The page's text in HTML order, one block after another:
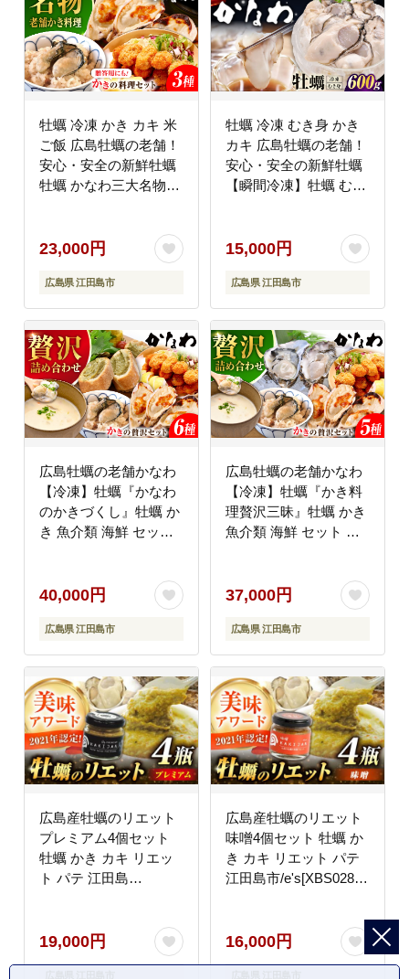
牡蠣 冷凍 かき カキ 米
ご飯 広島牡蠣の老舗！
安心・安全の新鮮牡蠣
牡蠣 かなわ三大名物料
/ 殻付かきグラタン / か
きフライ Lサイズ 時短
魚介類 和食 海鮮 海産
物 広島県産 江田島市/
[XBP038] 牡蠣
23,000円
広島県 江田島市
牡蠣 冷凍 むき身 かき
カキ 広島牡蠣の老舗！
安心・安全の新鮮牡蠣
【瞬間冷凍】牡蠣 むき
田島市/株式会社かなわ
15,000円
広島県 江田島市
広島牡蠣の老舗かなわ
【冷凍】牡蠣『かなわ
のかきづくし』牡蠣 か
き 魚介類 海鮮 セット
40,000円
広島県 江田島市
広島牡蠣の老舗かなわ
【冷凍】牡蠣『かき料
理贅沢三昧』牡蠣 かき
魚介類 海鮮 セット 広
37,000円
広島県 江田島市
広島産牡蠣のリエット
プレミアム4個セット
牡蠣 かき カキ リエッ
ト パテ 江田島
19,000円
広島産牡蠣のリエット
味噌4個セット 牡蠣 か
き カキ リエット パテ
江田島市/e's[XBS028]
16,000円